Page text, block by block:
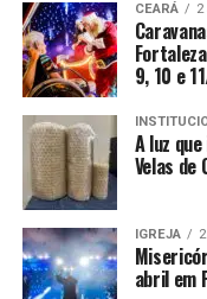
CEARÁ 2
9, 10 e
A luz
Velas de
IGREJA
abril em